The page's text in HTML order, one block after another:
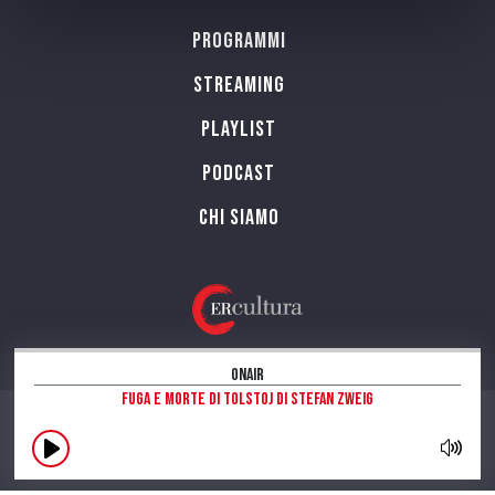
OnAir
Fuga e morte di Tolstoj di Stefan Zweig
Programmi
Streaming
Playlist
PODCAST
Chi siamo